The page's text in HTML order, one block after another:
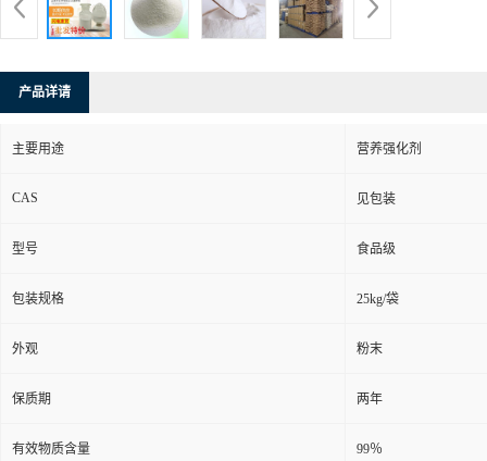
产品详请
主要用途 营养强化剂
CAS 见包装
型号 食品级
包装规格 25kg/袋
外观 粉末
保质期 两年
有效物质含量 99％